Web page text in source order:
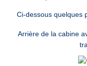
Ci-dessous quelques
Arrière de la cabine